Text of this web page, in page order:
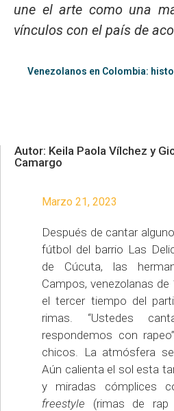
une el arte como una
vínculos con el país de
Venezolanos en Colombia:
Autor: Keila Paola Vílchez y
Camargo
Marzo 21, 2023
Después de cantar
fútbol del barrio Las
de Cúcuta, las
Campos, venezolanas
el tercer tiempo del
rimas. “Ustedes
respondemos con
chicos. La atmósfera
Aún calienta el sol esta
y miradas cómplices
freestyle (rimas de rap